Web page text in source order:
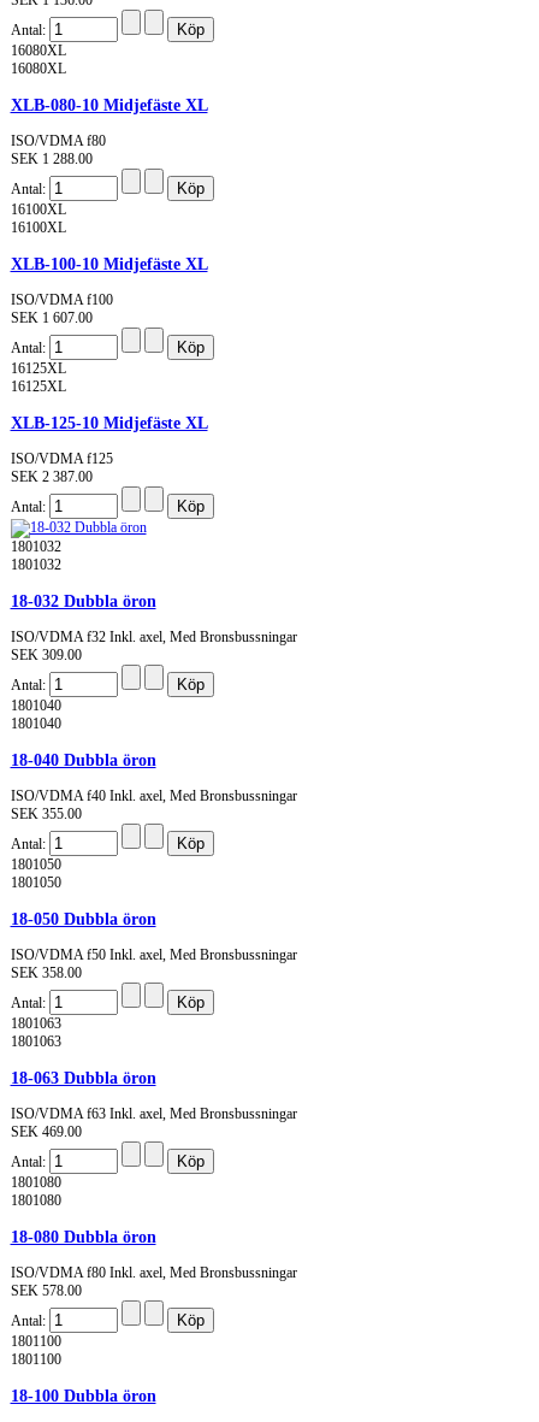
Antal:
16080XL
16080XL
XLB-080-10 Midjefäste XL
ISO/VDMA f80
SEK 1 288.00
Antal:
16100XL
16100XL
XLB-100-10 Midjefäste XL
ISO/VDMA f100
SEK 1 607.00
Antal:
16125XL
16125XL
XLB-125-10 Midjefäste XL
ISO/VDMA f125
SEK 2 387.00
Antal:
1801032
1801032
18-032 Dubbla öron
ISO/VDMA f32 Inkl. axel, Med Bronsbussningar
SEK 309.00
Antal:
1801040
1801040
18-040 Dubbla öron
ISO/VDMA f40 Inkl. axel, Med Bronsbussningar
SEK 355.00
Antal:
1801050
1801050
18-050 Dubbla öron
ISO/VDMA f50 Inkl. axel, Med Bronsbussningar
SEK 358.00
Antal:
1801063
1801063
18-063 Dubbla öron
ISO/VDMA f63 Inkl. axel, Med Bronsbussningar
SEK 469.00
Antal:
1801080
1801080
18-080 Dubbla öron
ISO/VDMA f80 Inkl. axel, Med Bronsbussningar
SEK 578.00
Antal:
1801100
1801100
18-100 Dubbla öron